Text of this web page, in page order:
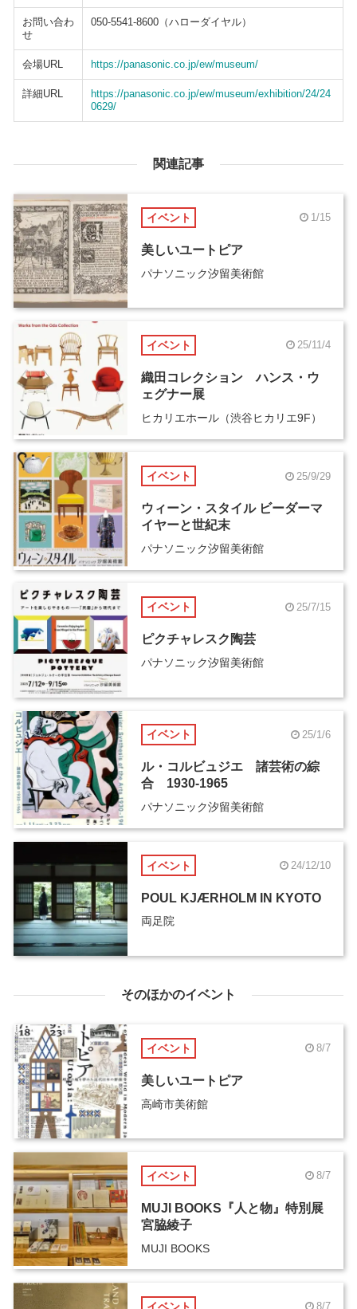
お問い合わ
せ
050-5541-8600（ハローダイヤル）
会場URL https://panasonic.co.jp/ew/museum/
詳細URL
https://panasonic.co.jp/ew/museum/exhibition/24/24
0629/
関連記事
イベント 1/15
美しいユートピア
パナソニック汐留美術館
イベント 25/11/4
織田コレクション ハンス・ウ
ェグナー展
ヒカリエホール（渋谷ヒカリエ9F）
イベント 25/9/29
ウィーン・スタイル ビーダーマ
イヤーと世紀末
パナソニック汐留美術館
イベント 25/7/15
ピクチャレスク陶芸
パナソニック汐留美術館
イベント 25/1/6
ル・コルビュジエ 諸芸術の綜
合 1930-1965
パナソニック汐留美術館
イベント 24/12/10
POUL KJÆRHOLM IN KYOTO
両足院
そのほかのイベント
イベント 8/7
美しいユートピア
高崎市美術館
イベント 8/7
MUJI BOOKS『人と物』特別展
宮脇綾子
MUJI BOOKS
8/7